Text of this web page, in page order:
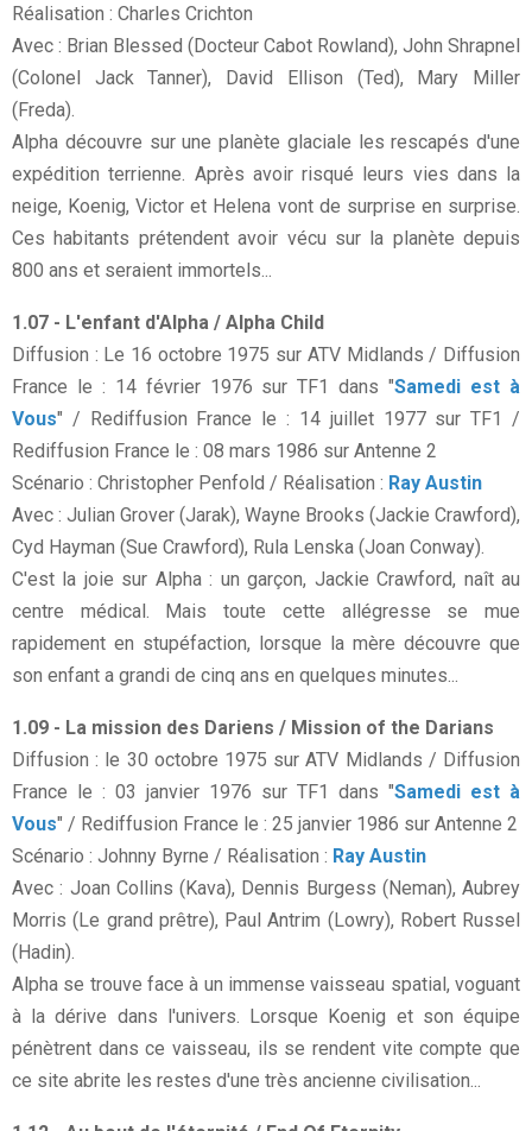
Réalisation : Charles Crichton
Avec : Brian Blessed (Docteur Cabot Rowland), John Shrapnel
(Colonel Jack Tanner), David Ellison (Ted), Mary Miller
(Freda).
Alpha découvre sur une planète glaciale les rescapés d'une
expédition terrienne. Après avoir risqué leurs vies dans la
neige, Koenig, Victor et Helena vont de surprise en surprise.
Ces habitants prétendent avoir vécu sur la planète depuis
800 ans et seraient immortels...
1.07 - L'enfant d'Alpha / Alpha Child
Diffusion : Le 16 octobre 1975 sur ATV Midlands / Diffusion
France le : 14 février 1976 sur TF1 dans "Samedi est à
Vous" / Rediffusion France le : 14 juillet 1977 sur TF1 /
Rediffusion France le : 08 mars 1986 sur Antenne 2
Scénario : Christopher Penfold / Réalisation : Ray Austin
Avec : Julian Grover (Jarak), Wayne Brooks (Jackie Crawford),
Cyd Hayman (Sue Crawford), Rula Lenska (Joan Conway).
C'est la joie sur Alpha : un garçon, Jackie Crawford, naît au
centre médical. Mais toute cette allégresse se mue
rapidement en stupéfaction, lorsque la mère découvre que
son enfant a grandi de cinq ans en quelques minutes...
1.09 - La mission des Dariens / Mission of the Darians
Diffusion : le 30 octobre 1975 sur ATV Midlands / Diffusion
France le : 03 janvier 1976 sur TF1 dans "Samedi est à
Vous" / Rediffusion France le : 25 janvier 1986 sur Antenne 2
Scénario : Johnny Byrne / Réalisation : Ray Austin
Avec : Joan Collins (Kava), Dennis Burgess (Neman), Aubrey
Morris (Le grand prêtre), Paul Antrim (Lowry), Robert Russel
(Hadin).
Alpha se trouve face à un immense vaisseau spatial, voguant
à la dérive dans l'univers. Lorsque Koenig et son équipe
pénètrent dans ce vaisseau, ils se rendent vite compte que
ce site abrite les restes d'une très ancienne civilisation...